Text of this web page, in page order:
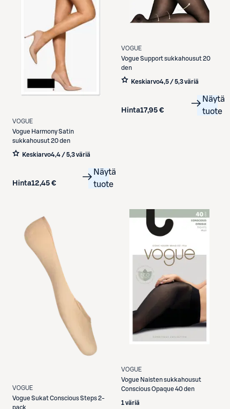
VOGUE
Vogue Harmony Satin
sukkahousut 20 den
Keskiarvo4,4 / 5,3 väriä
Hinta12,45 €
Näytä
tuote
VOGUE
VogueSupport sukkahousut 20
den
Keskiarvo4,5 / 5,3 väriä
Hinta17,95 €
Näytä
tuote
VOGUE
VogueSukat Conscious Steps 2-
pack
VOGUE
Vogue Naisten sukkahousut
Conscious Opaque 40 den
1 väriä